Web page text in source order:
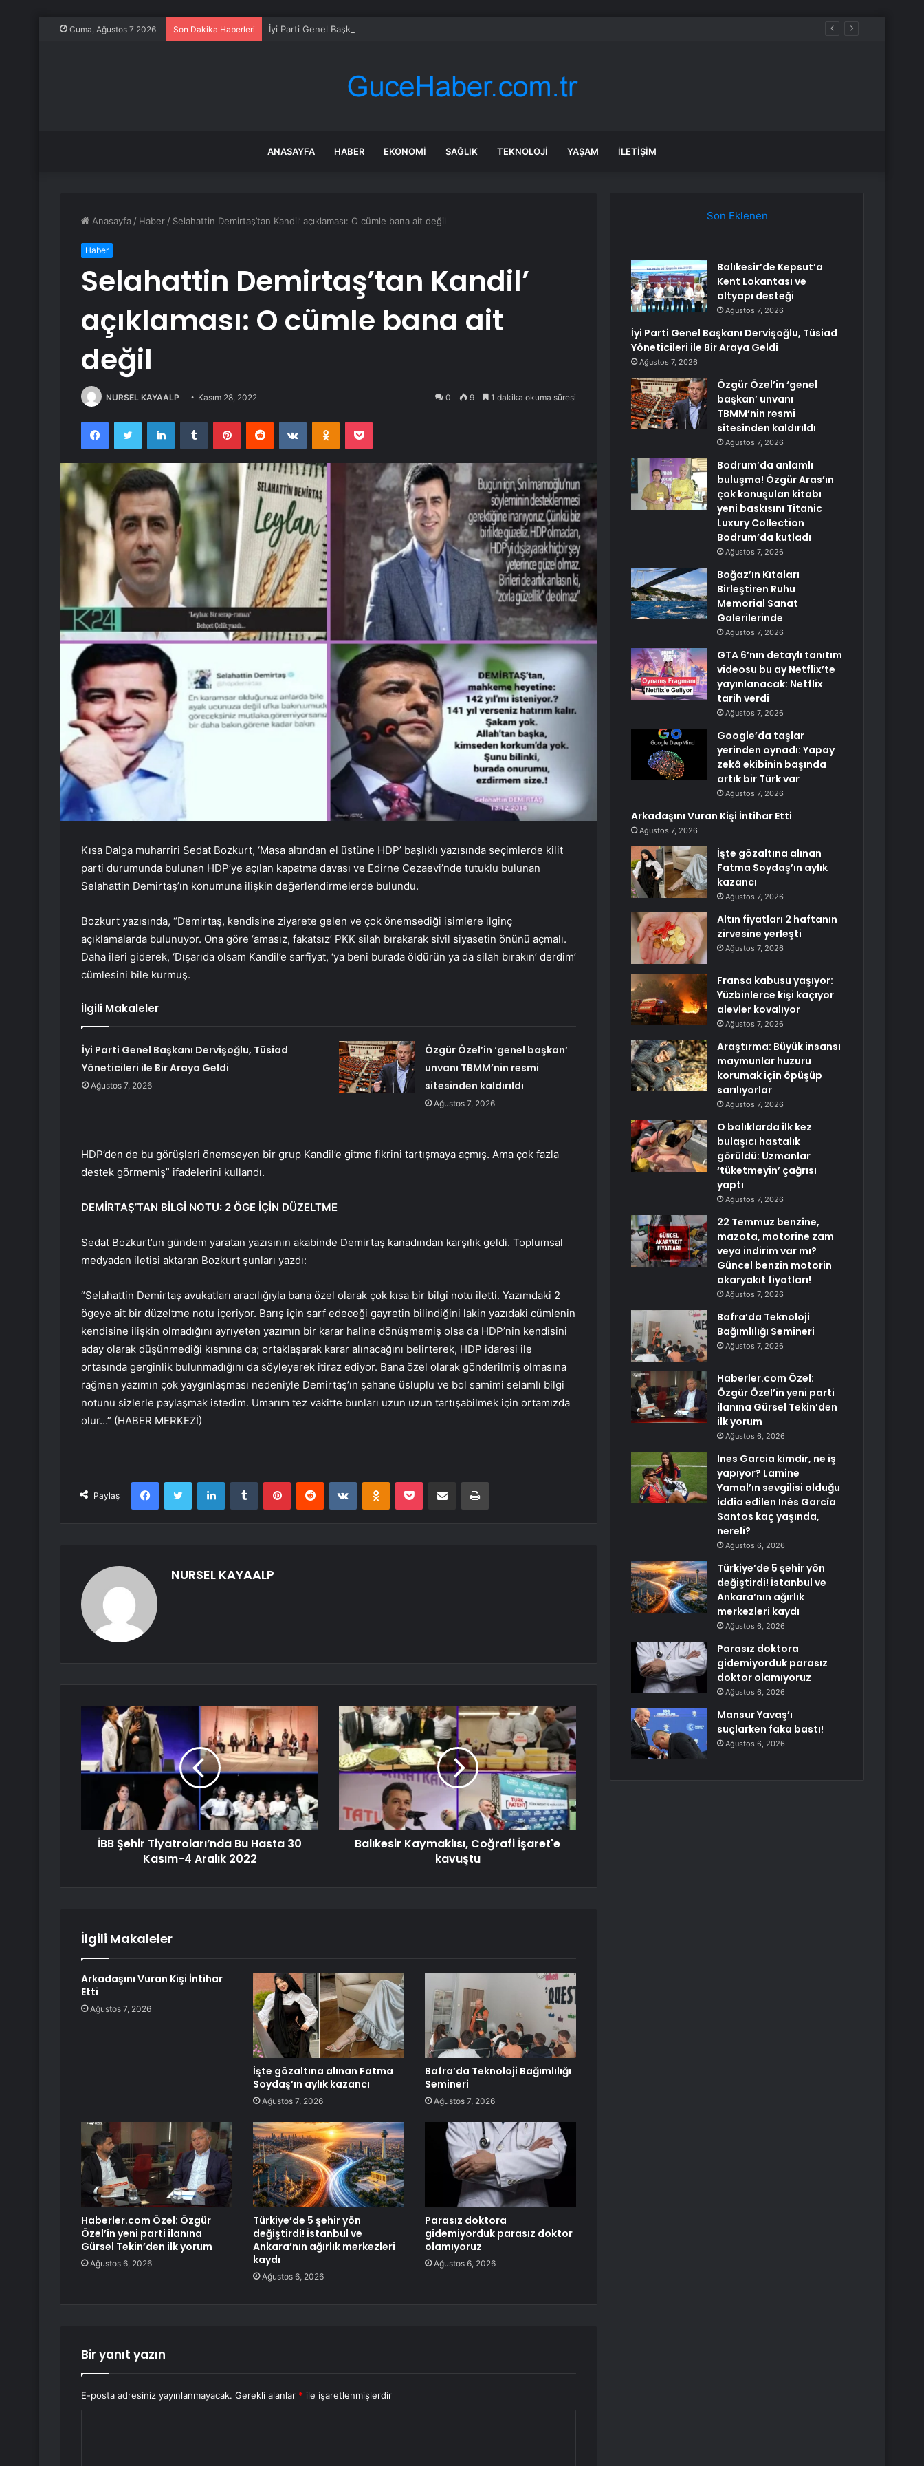
Cuma, Ağustos 7 2026 Son Dakika Haberleri İyi Parti Genel Başkanı Dervişoğlu, Tüsiad Yöneticileri ile Bir Araya Geldi
ANASAYFA HABER EKONOMI SAĞLIK TEKNOLOJI YAŞAM İLETIŞIM
Anasayfa / Haber / Selahattin Demirtaş’tan Kandil’ açıklaması: O cümle bana ait değil
Haber
Selahattin Demirtaş’tan Kandil’
açıklaması: O cümle bana ait
değil
NURSEL KAYAALP Kasım 28, 2022 0 9 1 dakika okuma süresi
FacebookTwitter LinkedInTumblr PinterestReddit VKontakteOdnoklassniki
Pocket
Kısa Dalga muharriri Sedat Bozkurt, ‘Masa altından el üstüne HDP’ başlıklı yazısında seçimlerde kilit
parti durumunda bulunan HDP’ye açılan kapatma davası ve Edirne Cezaevi’nde tutuklu bulunan
Selahattin Demirtaş’ın konumuna ilişkin değerlendirmelerde bulundu.
Bozkurt yazısında, “Demirtaş, kendisine ziyarete gelen ve çok önemsediği isimlere ilginç
açıklamalarda bulunuyor. Ona göre ‘amasız, fakatsız’ PKK silah bırakarak sivil siyasetin önünü açmalı.
Daha ileri giderek, ‘Dışarıda olsam Kandil’e sarfiyat, ‘ya beni burada öldürün ya da silah bırakın’ derdim’
cümlesini bile kurmuş.
İlgili Makaleler
İyi Parti Genel Başkanı Dervişoğlu, Tüsiad
Yöneticileri ile Bir Araya Geldi
Ağustos 7, 2026
Özgür Özel’in ‘genel başkan’
unvanı TBMM’nin resmi
sitesinden kaldırıldı
Ağustos 7, 2026
HDP’den de bu görüşleri önemseyen bir grup Kandil’e gitme fikrini tartışmaya açmış. Ama çok fazla
destek görmemiş” ifadelerini kullandı.
DEMİRTAŞ’TAN BİLGİ NOTU: 2 ÖGE İÇİN DÜZELTME
Sedat Bozkurt’un gündem yaratan yazısının akabinde Demirtaş kanadından karşılık geldi. Toplumsal
medyadan iletisi aktaran Bozkurt şunları yazdı:
“Selahattin Demirtaş avukatları aracılığıyla bana özel olarak çok kısa bir bilgi notu iletti. Yazımdaki 2
ögeye ait bir düzeltme notu içeriyor. Barış için sarf edeceği gayretin bilindiğini lakin yazıdaki cümlenin
kendisine ilişkin olmadığını ayrıyeten yazımın bir karar haline dönüşmemiş olsa da HDP’nin kendisini
aday olarak düşünmediği kısmına da; ortaklaşarak karar alınacağını belirterek, HDP idaresi ile
ortasında gerginlik bulunmadığını da söyleyerek itiraz ediyor. Bana özel olarak gönderilmiş olmasına
rağmen yazımın çok yaygınlaşması nedeniyle Demirtaş’ın şahane üsluplu ve bol samimi selamlı bilgi
notunu sizlerle paylaşmak istedim. Umarım tez vakitte bunları uzun uzun tartışabilmek için ortamızda
olur…” (HABER MERKEZİ)
Paylaş
FacebookTwitter LinkedInTumblr PinterestReddit VKontakteOdnoklassniki
Pocket E-Posta ile paylaş Yazdır
NURSEL KAYAALP
İBB Şehir Tiyatroları’nda Bu Hasta 30
Kasım-4 Aralık 2022
Balıkesir Kaymaklısı, Coğrafi İşaret'e
kavuştu
İlgili Makaleler
Arkadaşını Vuran Kişi İntihar
Etti
Ağustos 7, 2026
İşte gözaltına alınan Fatma
Soydaş’ın aylık kazancı
Ağustos 7, 2026
Bafra’da Teknoloji Bağımlılığı
Semineri
Ağustos 7, 2026
Haberler.com Özel: Özgür
Özel’in yeni parti ilanına
Gürsel Tekin’den ilk yorum
Ağustos 6, 2026
Türkiye’de 5 şehir yön
değiştirdi! İstanbul ve
Ankara’nın ağırlık merkezleri
kaydı
Ağustos 6, 2026
Parasız doktora
gidemiyorduk parasız doktor
olamıyoruz
Ağustos 6, 2026
Bir yanıt yazın
E-posta adresiniz yayınlanmayacak. Gerekli alanlar * ile işaretlenmişlerdir
Son Eklenen
Balıkesir’de Kepsut’a
Kent Lokantası ve
altyapı desteği
Ağustos 7, 2026
İyi Parti Genel Başkanı Dervişoğlu, Tüsiad
Yöneticileri ile Bir Araya Geldi
Ağustos 7, 2026
Özgür Özel’in ‘genel
başkan’ unvanı
TBMM’nin resmi
sitesinden kaldırıldı
Ağustos 7, 2026
Bodrum’da anlamlı
buluşma! Özgür Aras’ın
çok konuşulan kitabı
yeni baskısını Titanic
Luxury Collection
Bodrum’da kutladı
Ağustos 7, 2026
Boğaz’ın Kıtaları
Birleştiren Ruhu
Memorial Sanat
Galerilerinde
Ağustos 7, 2026
GTA 6’nın detaylı tanıtım
videosu bu ay Netflix’te
yayınlanacak: Netflix
tarih verdi
Ağustos 7, 2026
Google’da taşlar
yerinden oynadı: Yapay
zekâ ekibinin başında
artık bir Türk var
Ağustos 7, 2026
Arkadaşını Vuran Kişi İntihar Etti
Ağustos 7, 2026
İşte gözaltına alınan
Fatma Soydaş’ın aylık
kazancı
Ağustos 7, 2026
Altın fiyatları 2 haftanın
zirvesine yerleşti
Ağustos 7, 2026
Fransa kabusu yaşıyor:
Yüzbinlerce kişi kaçıyor
alevler kovalıyor
Ağustos 7, 2026
Araştırma: Büyük insansı
maymunlar huzuru
korumak için öpüşüp
sarılıyorlar
Ağustos 7, 2026
O balıklarda ilk kez
bulaşıcı hastalık
görüldü: Uzmanlar
‘tüketmeyin’ çağrısı
yaptı
Ağustos 7, 2026
22 Temmuz benzine,
mazota, motorine zam
veya indirim var mı?
Güncel benzin motorin
akaryakıt fiyatları!
Ağustos 7, 2026
Bafra’da Teknoloji
Bağımlılığı Semineri
Ağustos 7, 2026
Haberler.com Özel:
Özgür Özel’in yeni parti
ilanına Gürsel Tekin’den
ilk yorum
Ağustos 6, 2026
Ines Garcia kimdir, ne iş
yapıyor? Lamine
Yamal’ın sevgilisi olduğu
iddia edilen Inés García
Santos kaç yaşında,
nereli?
Ağustos 6, 2026
Türkiye’de 5 şehir yön
değiştirdi! İstanbul ve
Ankara’nın ağırlık
merkezleri kaydı
Ağustos 6, 2026
Parasız doktora
gidemiyorduk parasız
doktor olamıyoruz
Ağustos 6, 2026
Mansur Yavaş’ı
suçlarken faka bastı!
Ağustos 6, 2026